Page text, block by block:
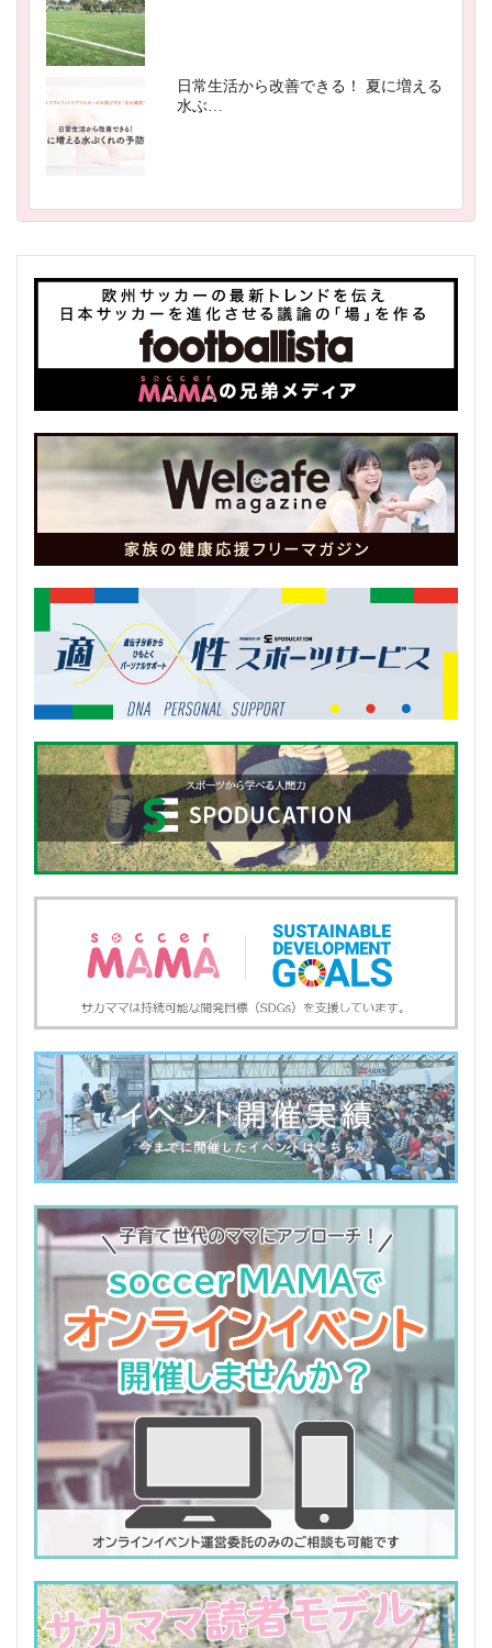
日常生活から改善できる！ 夏に増える
水ぶ…